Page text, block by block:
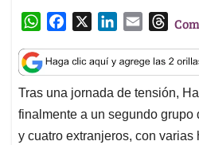
W
a
t
s
A
p
c
e
b
o
o
n
k
e
d
I
a
i
l
T
r
e
a
d
s
Tras una jornada de tensión,
finalmente a un segundo grupo
y cuatro extranjeros, con varias